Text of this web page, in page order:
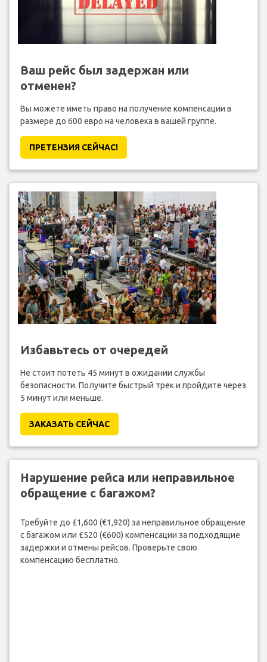
Ваш рейс был задержан или
отменен?
Вы можете иметь право на получение компенсации в
размере до 600 евро на человека в вашей группе.
ПРЕТЕНЗИЯ CЕЙЧАС!
Избавьтесь от очередей
Не стоит потеть 45 минут в ожидании службы
безопасности. Получите быстрый трек и пройдите через
5 минут или меньше.
ЗАКАЗАТЬ СЕЙЧАС
Нарушение рейса или неправильное
обращение с багажом?
Требуйте до £1,600 (€1,920) за неправильное обращение
с багажом или £520 (€600) компенсации за подходящие
задержки и отмены рейсов. Проверьте свою
компенсацию бесплатно.